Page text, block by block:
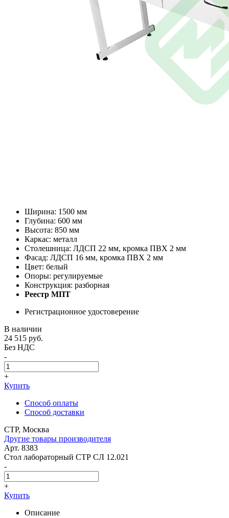
Ширина: 1500 мм
Глубина: 600 мм
Высота: 850 мм
Каркас: металл
Столешница: ЛДСП 22 мм, кромка ПВХ 2 мм
Фасад: ЛДСП 16 мм, кромка ПВХ 2 мм
Цвет: белый
Опоры: регулируемые
Конструкция: разборная
Реестр МПТ
Регистрационное удостоверение
В наличии
24 515 руб.
Без НДС
-
+
Купить
Способ оплаты
Способ доставки
СТР, Москва
Другие товары производителя
Арт. 8383
Стол лабораторный СТР СЛ 12.021
-
+
Купить
Описание